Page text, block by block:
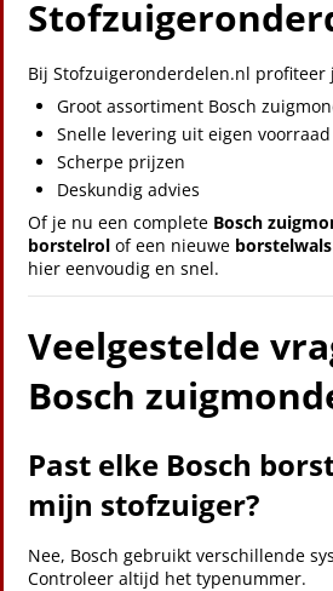
Bij Stofzuigeronderdelen.nl profiteer
Groot assortiment Bosch
Snelle levering uit eigen voorraad
Scherpe prijzen
Deskundig advies
Of je nu een complete Bosch
borstelrol of een nieuwe borstelwals
hier eenvoudig en snel.
Veelgestelde
Bosch
Past elke Bosch
mijn stofzuiger?
Nee, Bosch gebruikt verschillende
Controleer altijd het typenummer.